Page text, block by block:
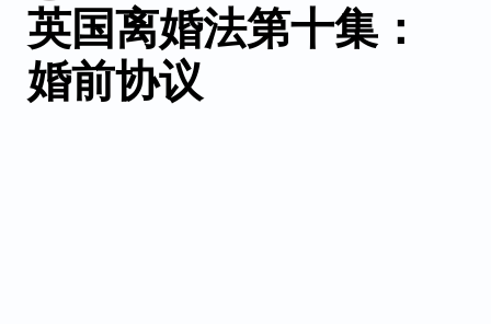
英国离婚法第十集：
婚前协议